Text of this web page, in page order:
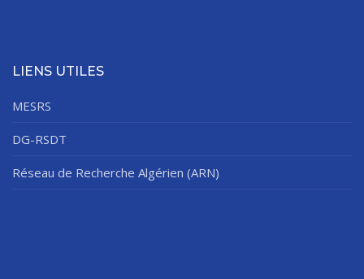
LIENS UTILES
MESRS
DG-RSDT
Réseau de Recherche Algérien (ARN)